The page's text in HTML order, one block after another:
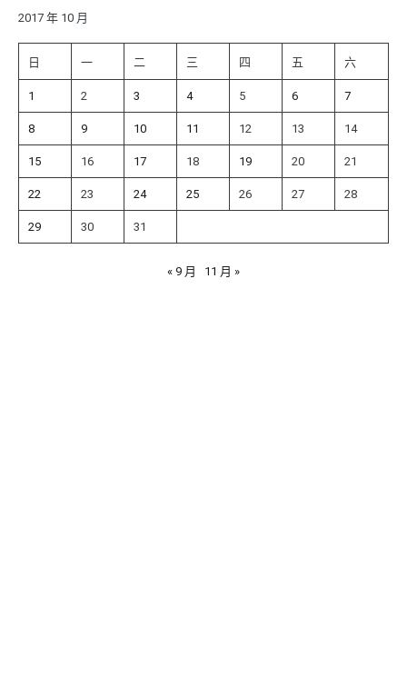
字:
2017 年 10 月
日 一 二 三 四 五 六
1 2 3 4 5 6 7
8 9 10 11 12 13 14
15 16 17 18 19 20 21
22 23 24 25 26 27 28
29 30 31
« 9 月 11 月 »